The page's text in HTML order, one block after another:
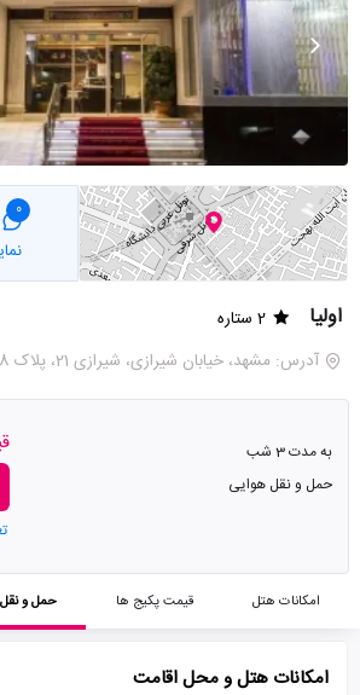
0
اولیا
2 ستاره
آدرس: مشهد، خیابان شیرازی، شیرازی 21، پلاک 88
به مدت 3 شب
حمل و نقل هوایی
امکانات هتل قیمت پکیج ها حمل و نقل
امکانات هتل و محل اقامت